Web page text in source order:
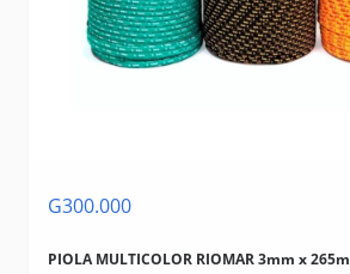
G300.000
PIOLA MULTICOLOR RIOMAR 3mm x 265m